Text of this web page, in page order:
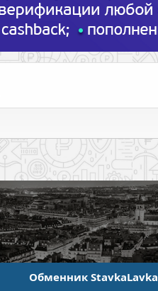
Обменник StavkaLavka